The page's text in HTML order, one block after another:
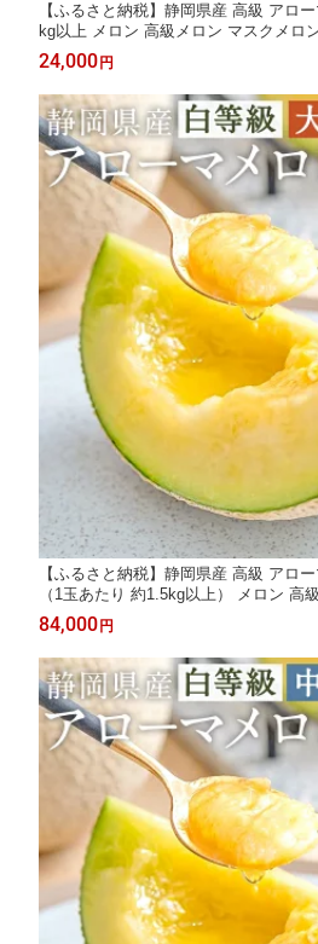
【ふるさと納税】静岡県産 高級 アロ
kg以上 メロン 高級メロン マスクメロ
果物 化粧箱入 お取り寄せ 国産 静岡県
付・発送】
24,000 円
【ふるさと納税】静岡県産 高級 アロ
（1玉あたり 約1.5kg以上） メロン 高
フルーツ くだもの 果物 化粧箱入 お取
送料無料 【通年受付・発送】
84,000 円